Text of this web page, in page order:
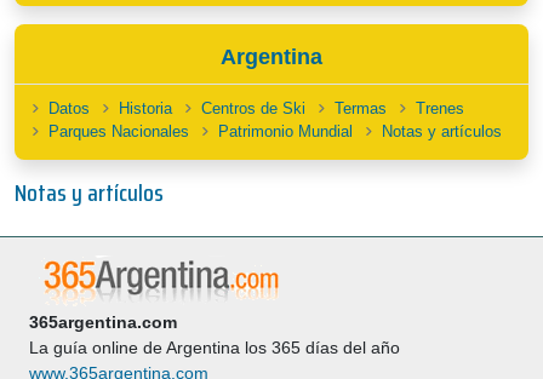
Argentina
Datos Historia Centros de Ski Termas
Trenes
Parques Nacionales
Patrimonio Mundial Notas y artículos
Notas y artículos
365argentina.com
La guía online de Argentina los 365 días del año
www.365argentina.com